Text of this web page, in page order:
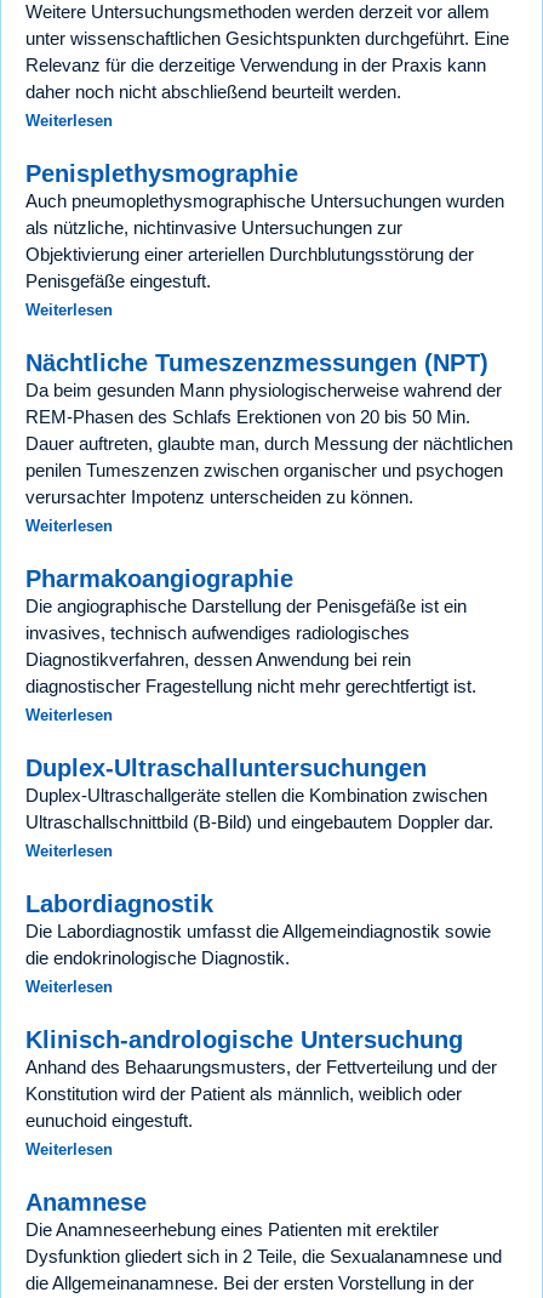
Weitere Untersuchungsmethoden werden derzeit vor allem
unter wissenschaftlichen Gesichtspunkten durchgeführt. Eine
Relevanz für die derzeitige Verwendung in der Praxis kann
daher noch nicht abschließend beurteilt werden.
Weiterlesen
Penisplethysmographie
Auch pneumoplethysmographische Untersuchungen wurden
als nützliche, nichtinvasive Untersuchungen zur
Objektivierung einer arteriellen Durchblutungsstörung der
Penisgefäße eingestuft.
Weiterlesen
Nächtliche Tumeszenzmessungen (NPT)
Da beim gesunden Mann physiologischerweise wahrend der
REM-Phasen des Schlafs Erektionen von 20 bis 50 Min.
Dauer auftreten, glaubte man, durch Messung der nächtlichen
penilen Tumeszenzen zwischen organischer und psychogen
verursachter Impotenz unterscheiden zu können.
Weiterlesen
Pharmakoangiographie
Die angiographische Darstellung der Penisgefäße ist ein
invasives, technisch aufwendiges radiologisches
Diagnostikverfahren, dessen Anwendung bei rein
diagnostischer Fragestellung nicht mehr gerechtfertigt ist.
Weiterlesen
Duplex-Ultraschalluntersuchungen
Duplex-Ultraschallgeräte stellen die Kombination zwischen
Ultraschallschnittbild (B-Bild) und eingebautem Doppler dar.
Weiterlesen
Labordiagnostik
Die Labordiagnostik umfasst die Allgemeindiagnostik sowie
die endokrinologische Diagnostik.
Weiterlesen
Klinisch-andrologische Untersuchung
Anhand des Behaarungsmusters, der Fettverteilung und der
Konstitution wird der Patient als männlich, weiblich oder
eunuchoid eingestuft.
Weiterlesen
Anamnese
Die Anamneseerhebung eines Patienten mit erektiler
Dysfunktion gliedert sich in 2 Teile, die Sexualanamnese und
die Allgemeinanamnese. Bei der ersten Vorstellung in der